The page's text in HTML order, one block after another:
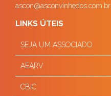
ascon@asconvinhedos.com.br
LINKS ÚTEIS
SEJA UM ASSOCIADO
AEARV
CBIC